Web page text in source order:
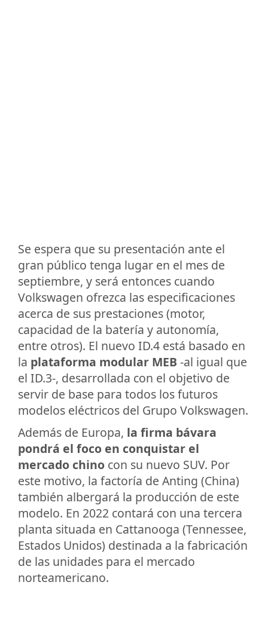
Se espera que su presentación ante el
gran público tenga lugar en el mes de
septiembre, y será entonces cuando
Volkswagen ofrezca las especificaciones
acerca de sus prestaciones (motor,
capacidad de la batería y autonomía,
entre otros). El nuevo ID.4 está basado en
la plataforma modular MEB -al igual que
el ID.3-, desarrollada con el objetivo de
servir de base para todos los futuros
modelos eléctricos del Grupo Volkswagen.
Además de Europa, la firma bávara
pondrá el foco en conquistar el
mercado chino con su nuevo SUV. Por
este motivo, la factoría de Anting (China)
también albergará la producción de este
modelo. En 2022 contará con una tercera
planta situada en Cattanooga (Tennessee,
Estados Unidos) destinada a la fabricación
de las unidades para el mercado
norteamericano.